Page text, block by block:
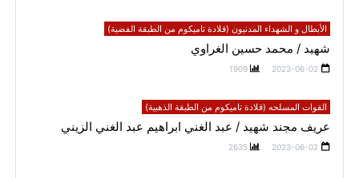
الأبطال و الشهداء المدنيون (قلادة تاميكوم من الطبقة الفضية)
شهيد / محمد حسين الغراوي
2023-06-02
1909
القوات المسلحه (قلادة تاميكوم من الطبقة الذهبية)
عريف مجند شهيد / عبد الغني ابراهيم عبد الغني الزيني
2023-06-02
2635